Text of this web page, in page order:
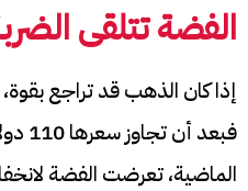
الفضة تتلقى
إذا كان الذهب قد تراجع
فبعد